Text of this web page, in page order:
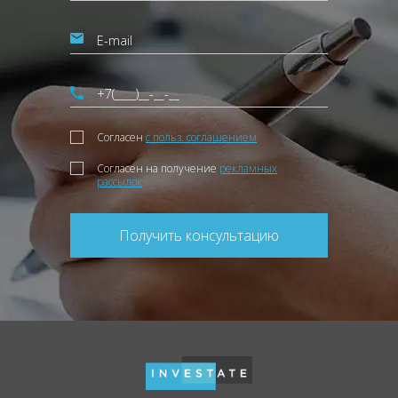
Согласен с польз. соглашением
Согласен на получение рекламных
рассылок
Получить консультацию